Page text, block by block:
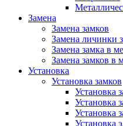
Замена
Замена замков
Замена личинки
Замена замка в
Замена замков в
Установка
Установка замков
Установка
Установка
Установка
Установка